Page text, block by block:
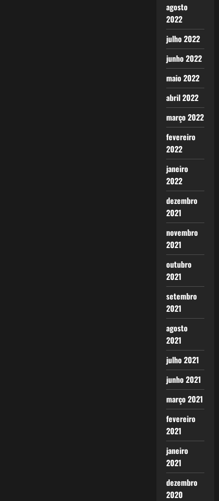
agosto
2022
julho 2022
junho 2022
maio 2022
abril 2022
março 2022
fevereiro
2022
janeiro
2022
dezembro
2021
novembro
2021
outubro
2021
setembro
2021
agosto
2021
julho 2021
junho 2021
março 2021
fevereiro
2021
janeiro
2021
dezembro
2020